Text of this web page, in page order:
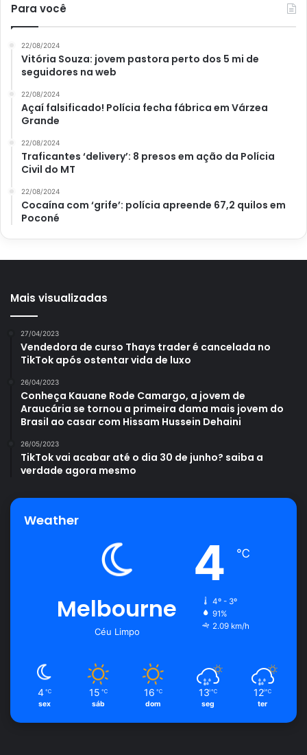
Para você
22/08/2024
Vitória Souza: jovem pastora perto dos 5 mi de
seguidores na web
22/08/2024
Açaí falsificado! Polícia fecha fábrica em Várzea
Grande
22/08/2024
Traficantes ‘delivery’: 8 presos em ação da Polícia
Civil do MT
22/08/2024
Cocaína com ‘grife’: polícia apreende 67,2 quilos em
Poconé
Mais visualizadas
27/04/2023
Vendedora de curso Thays trader é cancelada no
TikTok após ostentar vida de luxo
26/04/2023
Conheça Kauane Rode Camargo, a jovem de
Araucária se tornou a primeira dama mais jovem do
Brasil ao casar com Hissam Hussein Dehaini
26/05/2023
TikTok vai acabar até o dia 30 de junho? saiba a
verdade agora mesmo
Weather
Melbourne
Céu Limpo
4 ℃
4º - 3º
91%
2.09 km/h
4 ℃
sex
15 ℃
sáb
16 ℃
dom
13 ℃
seg
12 ℃
ter